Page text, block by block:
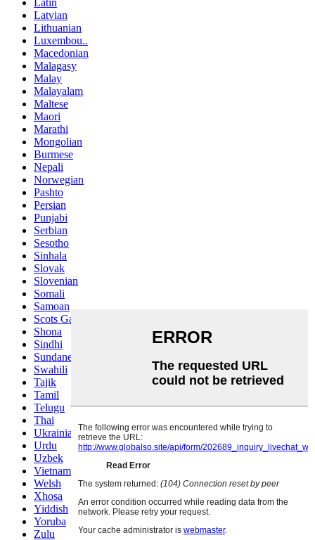
Latin
Latvian
Lithuanian
Luxembou..
Macedonian
Malagasy
Malay
Malayalam
Maltese
Maori
Marathi
Mongolian
Burmese
Nepali
Norwegian
Pashto
Persian
Punjabi
Serbian
Sesotho
Sinhala
Slovak
Slovenian
Somali
Samoan
Scots Gaelic
Shona
Sindhi
Sundanese
Swahili
Tajik
Tamil
Telugu
Thai
Ukrainian
Urdu
Uzbek
Vietnamese
Welsh
Xhosa
Yiddish
Yoruba
Zulu